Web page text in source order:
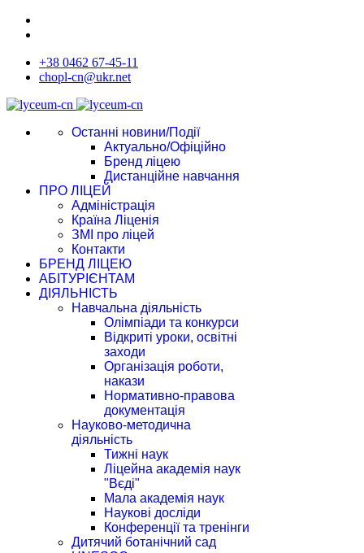
+38 0462 67-45-11
chopl-cn@ukr.net
Останні новини/Події
Актуально/Офіційно
Бренд ліцею
Дистанційне навчання
ПРО ЛІЦЕЙ
Адміністрація
Країна Ліценія
ЗМІ про ліцей
Контакти
БРЕНД ЛІЦЕЮ
АБІТУРІЄНТАМ
ДІЯЛЬНІСТЬ
Навчальна діяльність
Олімпіади та конкурси
Відкриті уроки, освітні
заходи
Організація роботи,
накази
Нормативно-правова
документація
Науково-методична
діяльність
Тижні наук
Ліцейна академія наук
"Вєді"
Мала академія наук
Наукові досліди
Конференції та тренінги
Дитячий ботанічний сад